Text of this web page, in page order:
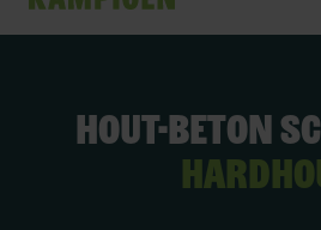
Hout-beton